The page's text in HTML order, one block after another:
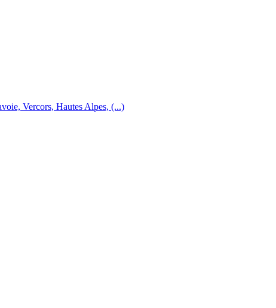
Vercors, Hautes Alpes, (...)